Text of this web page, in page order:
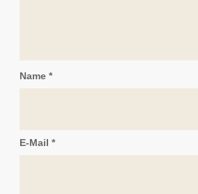
Name *
E-Mail *